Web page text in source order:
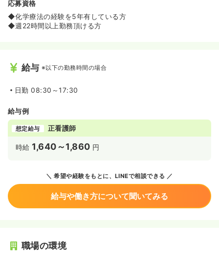
応募資格
◆化学療法の経験を5年有している方
◆週22時間以上勤務頂ける方
給与 ※以下の勤務時間の場合
日勤 08:30～17:30
給与例
想定給与 正看護師
時給 1,640～1,860 円
希望や経験をもとに、LINEで相談できる
給与や働き方について聞いてみる
職場の環境